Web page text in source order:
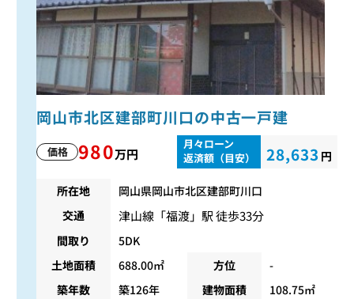
岡山市北区建部町川口の中古一戸建
価格 980万円
月々ローン
返済額（目安）
28,633 円
所在地
岡山県岡山市北区建部町川口
交通
津山線 「福渡」駅 徒歩33分
間取り
5DK
土地面積
688.00㎡ 方位
-
築年数
築126年 建物面積
108.75㎡